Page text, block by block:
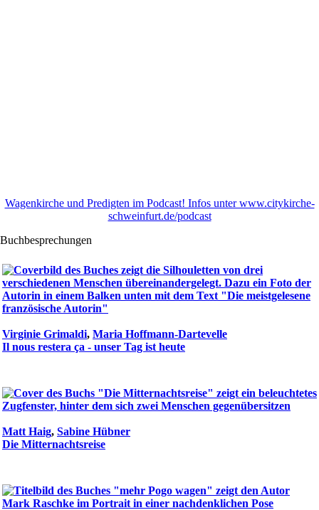
Wagenkirche und Predigten im Podcast! Infos unter www.citykirche-
schweinfurt.de/podcast
Buchbesprechungen
Virginie Grimaldi, Maria Hoffmann-Dartevelle
Il nous restera ça - unser Tag ist heute
Matt Haig, Sabine Hübner
Die Mitternachtsreise